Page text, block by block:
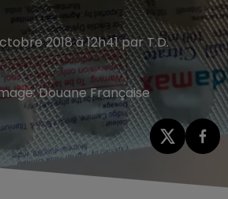
2018 à 12h41 par T.D.
Douane Française